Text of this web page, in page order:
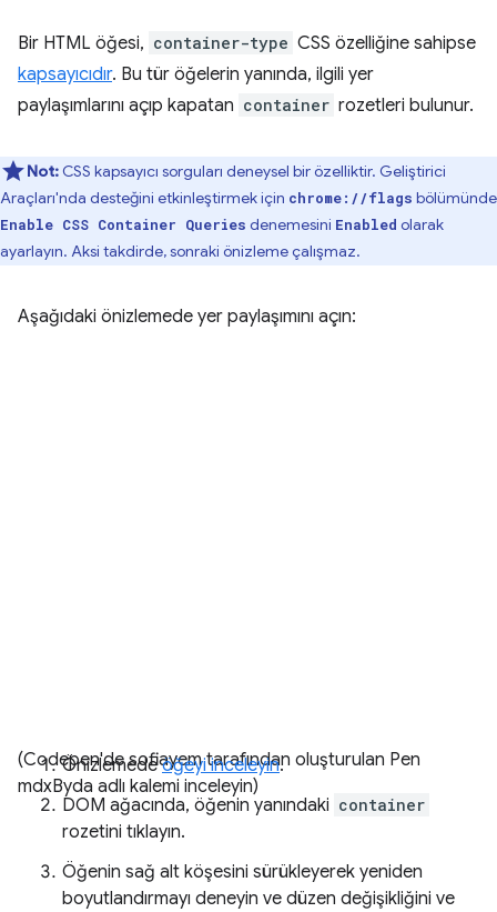
Bir HTML öğesi, container-type CSS özelliğine sahipse
kapsayıcıdır. Bu tür öğelerin yanında, ilgili yer
paylaşımlarını açıp kapatan container rozetleri bulunur.
Not: CSS kapsayıcı sorguları deneysel bir özelliktir. Geliştirici
Araçları'nda desteğini etkinleştirmek için chrome://flags bölümünde
Enable CSS Container Queries denemesini Enabled olarak
ayarlayın. Aksi takdirde, sonraki önizleme çalışmaz.
Aşağıdaki önizlemede yer paylaşımını açın:
(Codepen'de sofiayem tarafından oluşturulan Pen
mdxByda adlı kalemi inceleyin)
Önizlemedeöğeyi inceleyin.
DOM ağacında, öğenin yanındaki container
rozetini tıklayın.
Öğenin sağ alt köşesini sürükleyerek yeniden
boyutlandırmayı deneyin ve düzen değişikliğini ve